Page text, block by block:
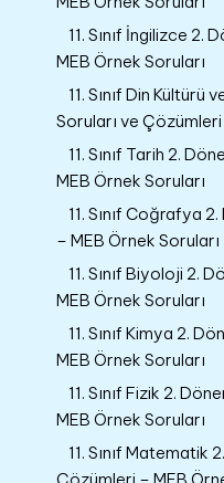
11. Sınıf İngilizce 2.
MEB Örnek Soruları
11. Sınıf Din Kültürü
Soruları ve
11. Sınıf Tarih 2.
MEB Örnek Soruları
11. Sınıf Coğrafya
– MEB Örnek Soruları
11. Sınıf Biyoloji 2.
MEB Örnek Soruları
11. Sınıf Kimya 2.
MEB Örnek Soruları
11. Sınıf Fizik 2.
MEB Örnek Soruları
11. Sınıf Matematik